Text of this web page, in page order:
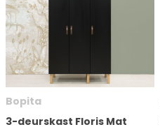
Bopita
3-deurskast Floris Mat